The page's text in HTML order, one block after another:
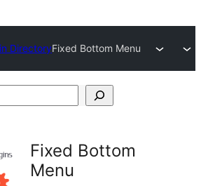
DirectoryFixed Bottom Menu
Fixed Bottom
Menu